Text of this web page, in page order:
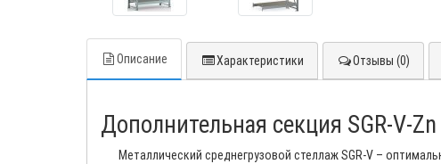
Описание Характеристики Отзывы (0)
Дополнительная секция SGR-V-
Металлический среднегрузовой стеллаж SGR-V –